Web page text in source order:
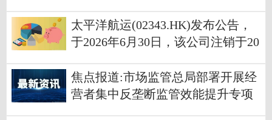
太平洋航运(02343.HK)发布公告，
于2026年6月30日，该公司注销于20
快报
焦点报道:市场监管总局部署开展经
营者集中反垄断监管效能提升专项